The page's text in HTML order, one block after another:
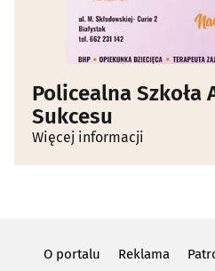
Policealna Szkoła
Sukcesu
Więcej informacji
O portalu Reklama